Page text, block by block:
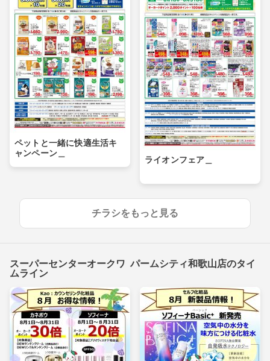
ペットと一緒に快適生活キ
ャンペーン＿
ライオンフェア＿
チラシをもっと見る
スーパーセンターオークワ パームシティ和歌山店のタイ
ムライン